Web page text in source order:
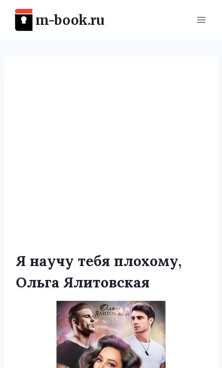
Перейти
содержимому
m-book.ru
Я научу тебя плохому,
Ольга Ялитовская